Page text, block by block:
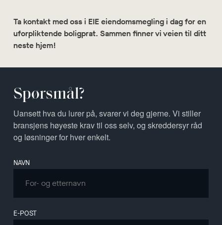
Ta kontakt med oss i EIE eiendomsmegling i dag for en
uforpliktende boligprat. Sammen finner vi veien til ditt
neste hjem!
Spørsmål?
Uansett hva du lurer på, svarer vi deg gjerne. Vi stiller
bransjens høyeste krav til oss selv, og skreddersyr råd
og løsninger for hver enkelt.
Leave
this
field
NAVN
E-POST